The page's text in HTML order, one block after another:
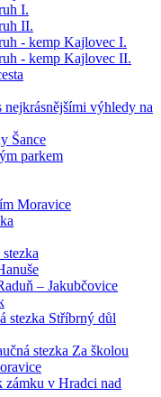
I.
II.
- kemp Kajlovec I.
- kemp Kajlovec II.
nejkrásnějšími výhledy na
Šance
parkem
Moravice
– Jakubčovice
stezka Stříbrný důl
stezka Za školou
zámku v Hradci nad